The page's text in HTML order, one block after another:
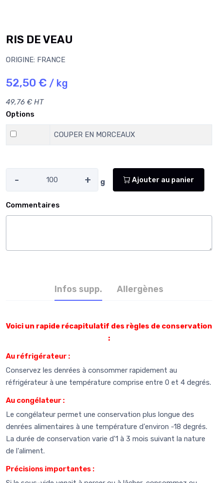
RIS DE VEAU
ORIGINE: FRANCE
52,50 € / kg
49,76 € HT
Options
COUPER EN MORCEAUX
- + g Ajouter au panier
Commentaires
Infos supp. Allergènes
Voici un rapide récapitulatif des règles de conservation
:
Au réfrigérateur :
Conservez les denrées à consommer rapidement au
réfrigérateur à une température comprise entre 0 et 4 degrés.
Au congélateur :
Le congélateur permet une conservation plus longue des
denrées alimentaires à une température d'environ -18 degrés.
La durée de conservation varie d'1 à 3 mois suivant la nature
de l'aliment.
Précisions importantes :